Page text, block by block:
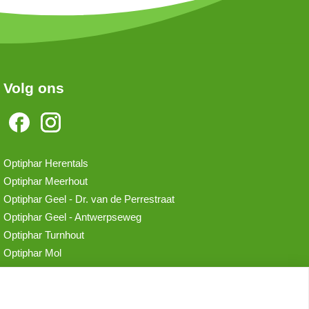
Volg ons
Optiphar Herentals
Optiphar Meerhout
Optiphar Geel - Dr. van de Perrestraat
Optiphar Geel - Antwerpseweg
Optiphar Turnhout
Optiphar Mol